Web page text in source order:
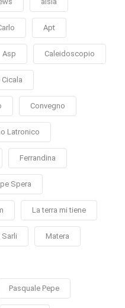
Apt
Asp Caleidoscopio
Cicala
Convegno
Latronico
Ferrandina
Spera
La terra mi tiene
Sarli Matera
Pasquale Pepe